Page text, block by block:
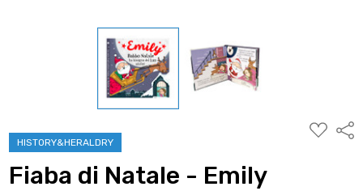
HISTORY&HERALDRY
ALLA
Fiaba di Natale - Emily